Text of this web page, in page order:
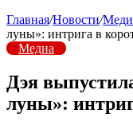
Главная/Новости/
луны»: интрига в
Медиа
Дэя
луны»: